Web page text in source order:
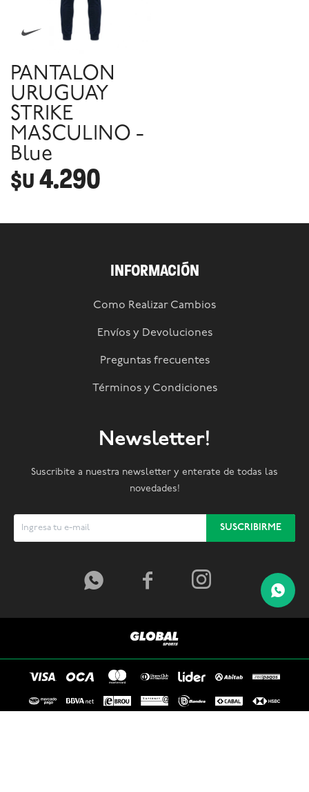
PANTALON
URUGUAY
STRIKE
MASCULINO -
Blue
$U 4.290
INFORMACIÓN
Como Realizar Cambios
Envíos y Devoluciones
Preguntas frecuentes
Términos y Condiciones
Newsletter!
Suscribite a nuestra newsletter y enterate de todas las
novedades!
SUSCRIBIRME
  